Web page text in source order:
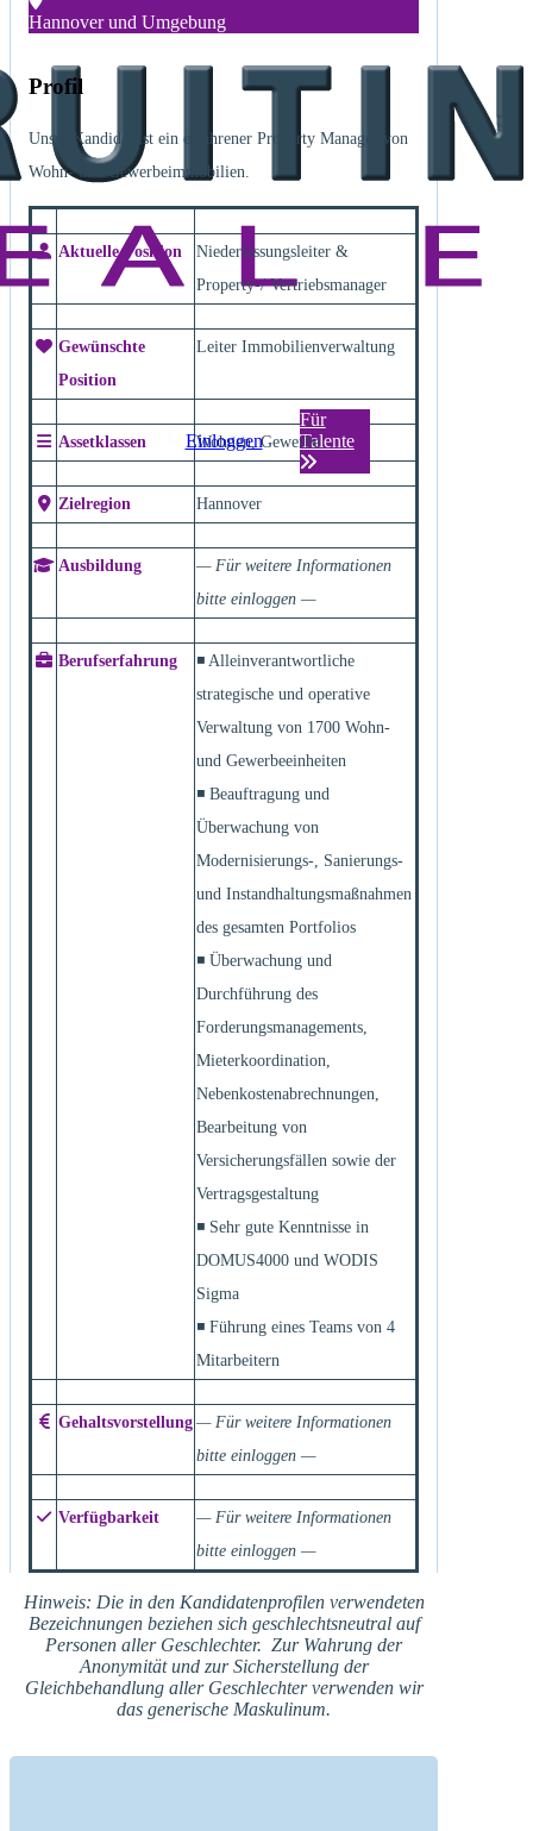
Einloggen
Für
Talente
Hannover und Umgebung
Profil
Unser Kandidat ist ein erfahrener Property Manager von
Wohn- und Gewerbeimmobilien.
Aktuelle Position
Niederlassungsleiter &
Property-/ Vertriebsmanager
Gewünschte
Position
Leiter Immobilienverwaltung
Assetklassen Wohnen, Gewerbe
Zielregion Hannover
Ausbildung
— Für weitere Informationen
bitte einloggen —
Berufserfahrung
◾ Alleinverantwortliche
strategische und operative
Verwaltung von 1700 Wohn-
und Gewerbeeinheiten
◾ Beauftragung und
Überwachung von
Modernisierungs-, Sanierungs-
und Instandhaltungsmaßnahmen
des gesamten Portfolios
◾ Überwachung und
Durchführung des
Forderungsmanagements,
Mieterkoordination,
Nebenkostenabrechnungen,
Bearbeitung von
Versicherungsfällen sowie der
Vertragsgestaltung
◾ Sehr gute Kenntnisse in
DOMUS4000 und WODIS
Sigma
◾ Führung eines Teams von 4
Mitarbeitern
Gehaltsvorstellung — Für weitere Informationen
bitte einloggen —
Verfügbarkeit
— Für weitere Informationen
bitte einloggen —
Hinweis: Die in den Kandidatenprofilen verwendeten
Bezeichnungen beziehen sich geschlechtsneutral auf
Personen aller Geschlechter. Zur Wahrung der
Anonymität und zur Sicherstellung der
Gleichbehandlung aller Geschlechter verwenden wir
das generische Maskulinum.